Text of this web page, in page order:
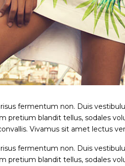
fermentum non. Duis
pretium blandit tellus, sodales
Vivamus sit amet lectus
fermentum non. Duis
pretium blandit tellus, sodales